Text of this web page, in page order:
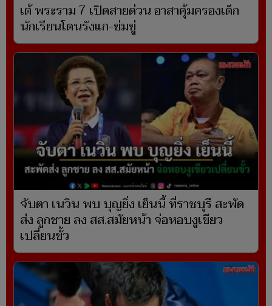
เต้ พระราม 7 เปิดสายด่วน อาสาคุ้มครองเด็ก
นักเรียนโดนรังแก-ข่มขู่
จับตา เนวิน พบ บุญยิ่ง เย็นนี้ ที่ราชบุรี สะพัด
ส่ง ลูกชาย ลง สส.สมัยหน้า จ่อหอบงูเขียว
เปลี่ยนขั้ว